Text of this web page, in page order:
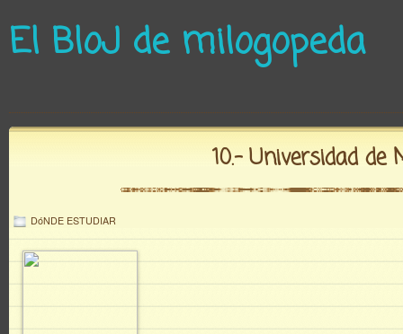
El BloJ de milogopeda
10.- Universidad de
DóNDE ESTUDIAR